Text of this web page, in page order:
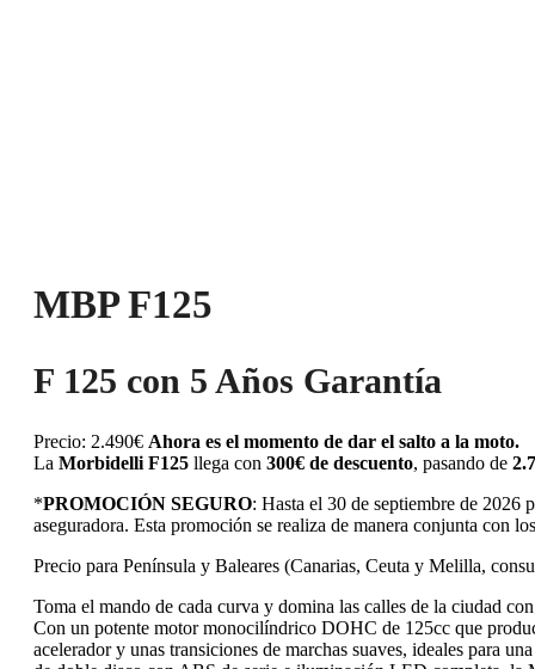
MBP F125
F 125 con 5 Años Garantía
Precio: 2.490€ Ahora es el momento de dar el salto a la moto.
La Morbidelli F125 llega con 300€ de descuento, pasando de
*PROMOCIÓN SEGURO: Hasta el 30 de septiembre de 2026
aseguradora. Esta promoción se realiza de manera conjunta con
Precio para Península y Baleares (Canarias, Ceuta y Melilla,
Toma el mando de cada curva y domina las calles de la ciudad
Con un potente motor monocilíndrico DOHC de 125cc que
acelerador y unas transiciones de marchas suaves, ideales para